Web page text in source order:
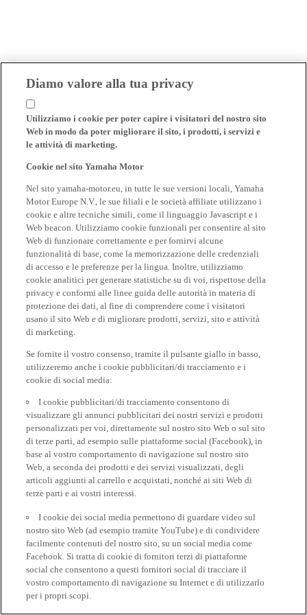
Diamo valore alla tua privacy
Utilizziamo i cookie per poter capire i visitatori del nostro sito
Web in modo da poter migliorare il sito, i prodotti, i servizi e
le attività di marketing.
Cookie nel sito Yamaha Motor
Nel sito yamaha-motor.eu, in tutte le sue versioni locali, Yamaha
Motor Europe N.V., le sue filiali e le società affiliate utilizzano i
cookie e altre tecniche simili, come il linguaggio Javascript e i
Web beacon. Utilizziamo cookie funzionali per consentire al sito
Web di funzionare correttamente e per fornirvi alcune
funzionalità di base, come la memorizzazione delle credenziali
di accesso e le preferenze per la lingua. Inoltre, utilizziamo
cookie analitici per generare statistiche su di voi, rispettose della
privacy e conformi alle linee guida delle autorità in materia di
protezione dei dati, al fine di comprendere come i visitatori
usano il sito Web e di migliorare prodotti, servizi, sito e attività
di marketing.
Se fornite il vostro consenso, tramite il pulsante giallo in basso,
utilizzeremo anche i cookie pubblicitari/di tracciamento e i
cookie di social media:
I cookie pubblicitari/di tracciamento consentono di
visualizzare gli annunci pubblicitari dei nostri servizi e prodotti
personalizzati per voi, direttamente sul nostro sito Web o sul sito
di terze parti, ad esempio sulle piattaforme social (Facebook), in
base al vostro comportamento di navigazione sul nostro sito
Web, a seconda dei prodotti e dei servizi visualizzati, degli
articoli aggiunti al carrello e acquistati, nonché ai siti Web di
terze parti e ai vostri interessi.
I cookie dei social media permettono di guardare video sul
nostro sito Web (ad esempio tramite YouTube) e di condividere
facilmente contenuti del nostro sito, su un social media come
Facebook. Si tratta di cookie di fornitori terzi di piattaforme
social che consentono a questi fornitori social di tracciare il
vostro comportamento di navigazione su Internet e di utilizzarlo
per i propri scopi.